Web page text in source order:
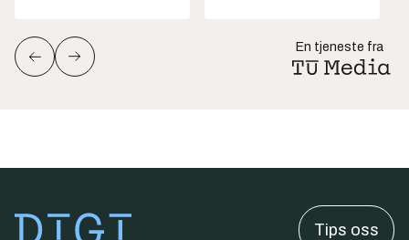
En tjeneste fra
Tips oss